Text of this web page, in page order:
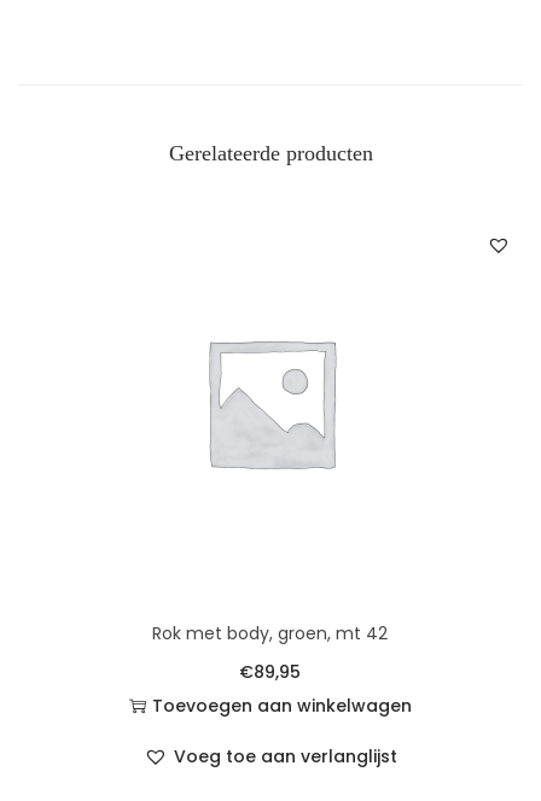
Gerelateerde producten
Rok met body, groen, mt 42
€89,95
Toevoegen aan winkelwagen
Voeg toe aan verlanglijst